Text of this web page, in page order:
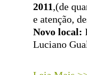
2011,(de
e atenção,
Novo local:
Luciano